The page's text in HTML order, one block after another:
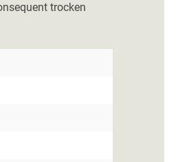
trocken